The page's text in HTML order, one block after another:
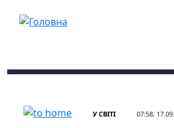
У СВІТІ 07:58,